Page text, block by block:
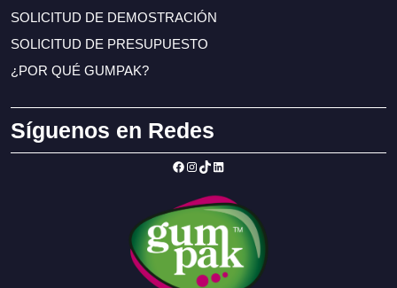
SOLICITUD DE DEMOSTRACIÓN
SOLICITUD DE PRESUPUESTO
¿POR QUÉ GUMPAK?
Síguenos en Redes
Facebook
Instagram
TikTokLinkedIn